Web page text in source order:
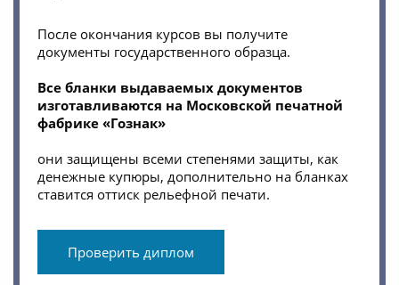
После окончания курсов вы получите
документы государственного образца.
Все бланки выдаваемых документов
изготавливаются на Московской печатной
фабрике «Гознак»
они защищены всеми степенями защиты, как
денежные купюры, дополнительно на бланках
ставится оттиск рельефной печати.
Проверить диплом